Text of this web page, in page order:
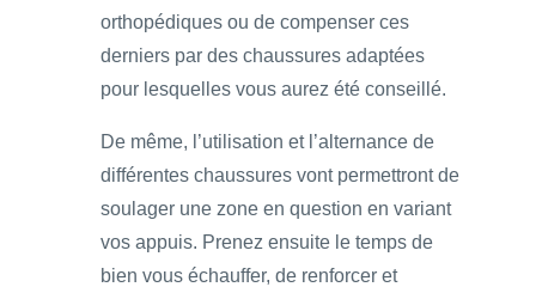
orthopédiques ou de compenser ces
derniers par des chaussures adaptées
pour lesquelles vous aurez été conseillé.
De même, l’utilisation et l’alternance de
différentes chaussures vont permettront de
soulager une zone en question en variant
vos appuis. Prenez ensuite le temps de
bien vous échauffer, de renforcer et